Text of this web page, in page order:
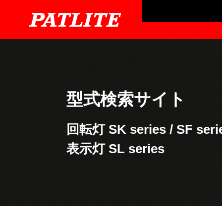
型式検索サイト
回転灯 SK series / SF
表示灯 SL series